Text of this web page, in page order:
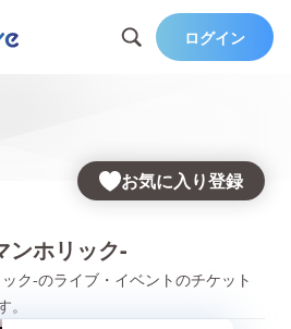
ログイン
お気に入り登録
ンホリック-
ク-のライブ・イベントのチケット